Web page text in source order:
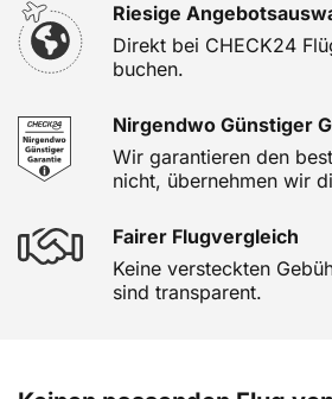
Riesige
Direkt bei CHECK24
buchen.
Nirgendwo Günstiger
Wir garantieren den
nicht, übernehmen wir
Fairer Flugvergleich
Keine versteckten
sind transparent.